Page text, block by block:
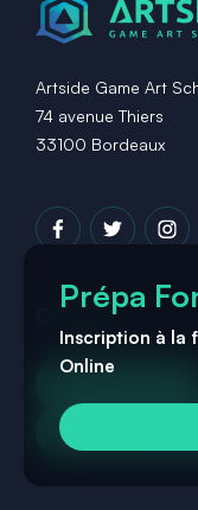
Prépa
Inscription à la
Online
Artside Game Art
74 avenue Thiers
33100 Bordeaux
Contact